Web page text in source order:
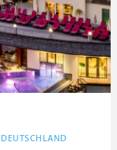
DEUTSCHLAND